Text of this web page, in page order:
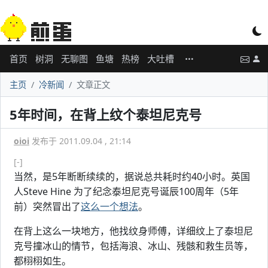
首页 树洞 无聊图 鱼塘 热榜 大吐槽
主页 冷新闻 文章正文
5年时间，在背上纹个泰坦尼克号
oioi 发布于 2011.09.04 , 21:14
[-]
当然，是5年断断续续的，据说总共耗时约40小时。英国
人Steve Hine 为了纪念泰坦尼克号诞辰100周年（5年
前）突然冒出了这么一个想法。
在背上这么一块地方，他找纹身师傅，详细纹上了泰坦尼
克号撞冰山的情节，包括海浪、冰山、残骸和救生员等，
都栩栩如生。